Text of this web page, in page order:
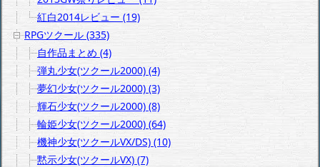
紅白2014レビュー (19)
RPGツクール (335)
自作品まとめ (4)
弾丸少女(ツクール2000) (4)
夢幻少女(ツクール2000) (3)
輝石少女(ツクール2000) (8)
輪姫少女(ツクール2000) (64)
機神少女(ツクールVX/DS) (10)
黙示少女(ツクールVX) (7)